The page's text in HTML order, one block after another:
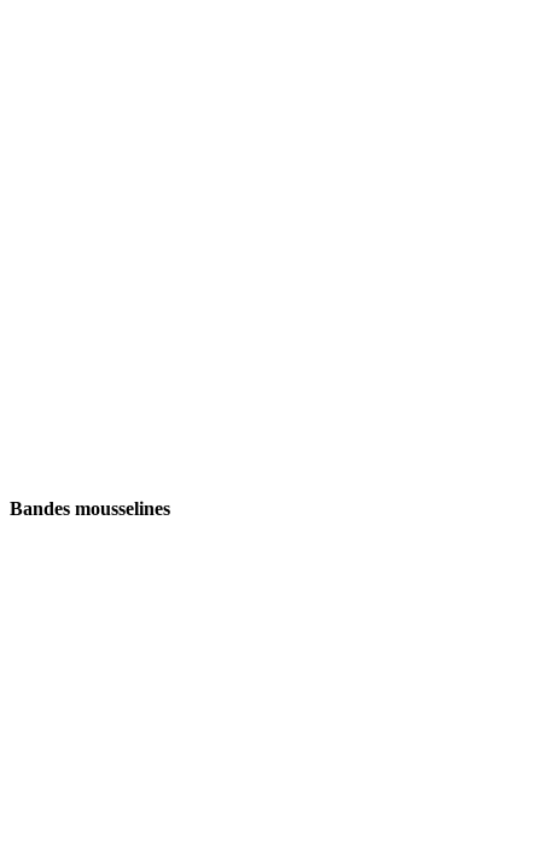
Bandes mousselines